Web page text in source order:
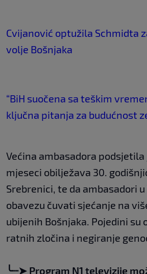
Cvijanović optužila Schmidta
volje Bošnjaka
“BiH suočena sa teškim
ključna pitanja za budućnost
Većina ambasadora podsjetila
mjeseci obilježava 30.
Srebrenici, te da ambasadori
obavezu čuvati sjećanje na
ubijenih Bošnjaka. Pojedini su
ratnih zločina i negiranje
╰┈➤ Program N1 televizije